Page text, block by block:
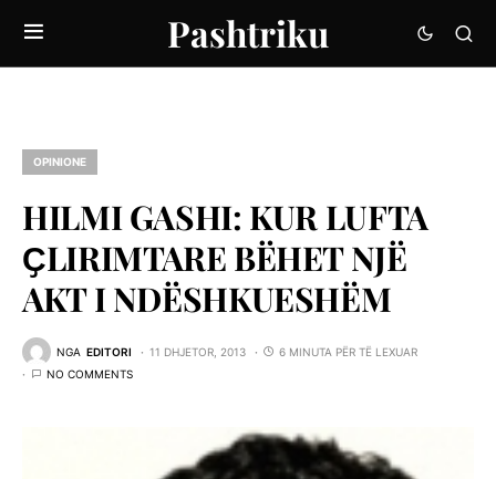
Pashtriku
OPINIONE
HILMI GASHI: KUR LUFTA
ҪLIRIMTARE BËHET NJË
AKT I NDËSHKUESHËM
NGA EDITORI 11 DHJETOR, 2013
6 MINUTA PËR TË LEXUAR
NO COMMENTS